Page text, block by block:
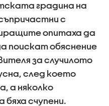
градина на
с
опитаха да
поискат обяснение
за случилото
след което
а няколко
бяха счупени.